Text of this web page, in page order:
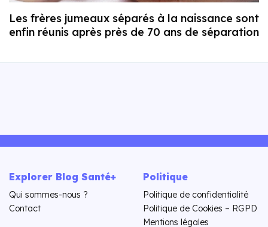
Les frères jumeaux séparés à la naissance sont
enfin réunis après près de 70 ans de séparation
Explorer Blog Santé+
Qui sommes-nous ?
Contact
Politique
Politique de confidentialité
Politique de Cookies – RGPD
Mentions légales